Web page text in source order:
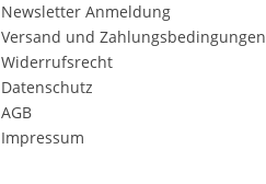
Newsletter Anmeldung
Versand und Zahlungsbedingungen
Widerrufsrecht
Datenschutz
AGB
Impressum